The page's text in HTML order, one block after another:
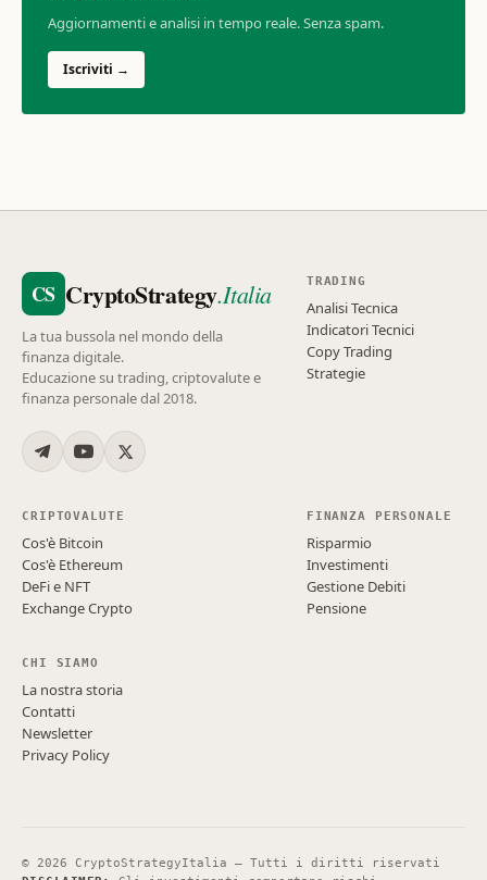
Aggiornamenti e analisi in tempo reale. Senza spam.
Iscriviti →
CS CryptoStrategy.Italia
La tua bussola nel mondo della
finanza digitale.
Educazione su trading, criptovalute e
finanza personale dal 2018.
TRADING
Analisi Tecnica
Indicatori Tecnici
Copy Trading
Strategie
CRIPTOVALUTE
Cos'è Bitcoin
Cos'è Ethereum
DeFi e NFT
Exchange Crypto
FINANZA PERSONALE
Risparmio
Investimenti
Gestione Debiti
Pensione
CHI SIAMO
La nostra storia
Contatti
Newsletter
Privacy Policy
© 2026 CryptoStrategyItalia — Tutti i diritti riservati